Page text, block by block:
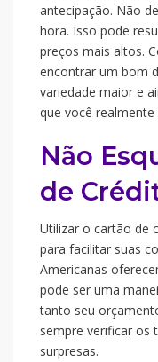
antecipação. Não
hora. Isso pode
preços mais altos.
encontrar um bom
variedade maior e
que você realmente
Não
de
Utilizar o cartão de
para facilitar suas
Americanas
pode ser uma
tanto seu
sempre verificar os
surpresas.